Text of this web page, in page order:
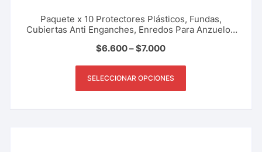
Paquete x 10 Protectores Plásticos, Fundas,
Cubiertas Anti Enganches, Enredos Para Anzuelos
Pesca Deportiva, Rio, Lago, Mar.
$6.600–$7.000
SELECCIONAR OPCIONES